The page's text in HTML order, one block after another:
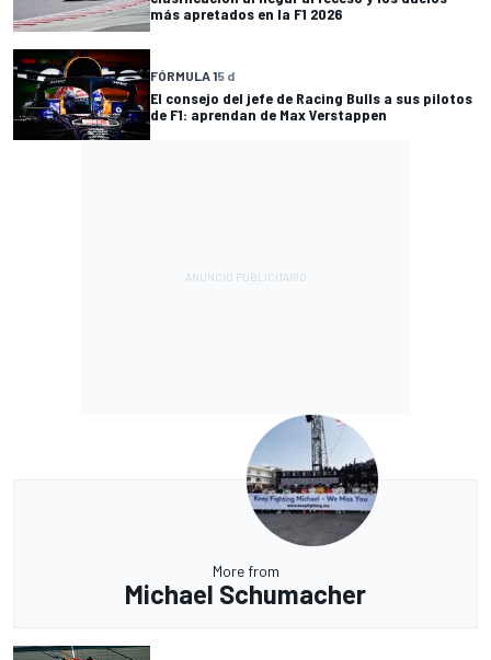
más apretados en la F1 2026
FÓRMULA 15 d
El consejo del jefe de Racing Bulls a sus pilotos
de F1: aprendan de Max Verstappen
More from
Michael Schumacher